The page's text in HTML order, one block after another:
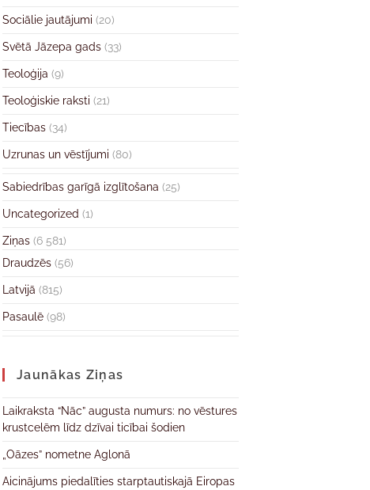
Sociālie jautājumi (20)
Svētā Jāzepa gads (33)
Teoloģija (9)
Teoloģiskie raksti (21)
Tiecības (34)
Uzrunas un vēstījumi (80)
Sabiedrības garīgā izglītošana (25)
Uncategorized (1)
Ziņas (6 581)
Draudzēs (56)
Latvijā (815)
Pasaulē (98)
Jaunākas Ziņas
Laikraksta “Nāc” augusta numurs: no vēstures
krustcelēm līdz dzīvai ticībai šodien
„Oāzes” nometne Aglonā
Aicinājums piedalīties starptautiskajā Eiropas